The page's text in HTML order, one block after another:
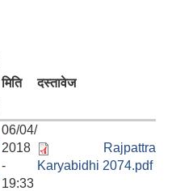
मिति दस्तावेज
06/04/
2018
-
19:33
Rajpattra
Karyabidhi 2074.pdf